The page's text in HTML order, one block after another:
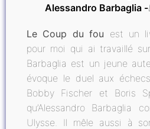
Alessandro Barbaglia
Le Coup du fou est un
pour moi qui ai travaillé
Barbaglia est un jeune
évoque le duel aux
Bobby Fischer et Boris
qu’Alessandro Barbaglia
Ulysse. Il mêle aussi à